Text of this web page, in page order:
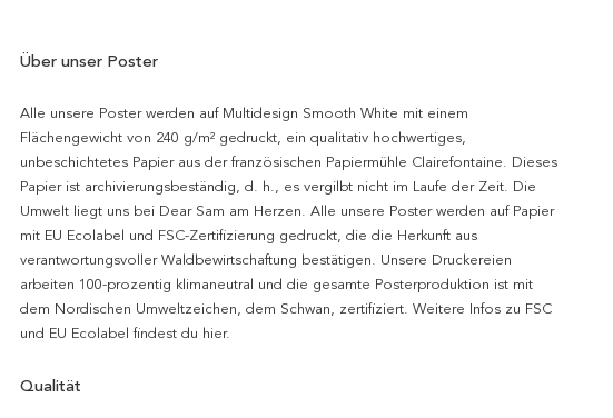
Über unser Poster
Alle unsere Poster werden auf Multidesign Smooth White mit einem
Flächengewicht von 240 g/m² gedruckt, ein qualitativ hochwertiges,
unbeschichtetes Papier aus der französischen Papiermühle Clairefontaine. Dieses
Papier ist archivierungsbeständig, d. h., es vergilbt nicht im Laufe der Zeit. Die
Umwelt liegt uns bei Dear Sam am Herzen. Alle unsere Poster werden auf Papier
mit EU Ecolabel und FSC-Zertifizierung gedruckt, die die Herkunft aus
verantwortungsvoller Waldbewirtschaftung bestätigen. Unsere Druckereien
arbeiten 100-prozentig klimaneutral und die gesamte Posterproduktion ist mit
dem Nordischen Umweltzeichen, dem Schwan, zertifiziert. Weitere Infos zu FSC
und EU Ecolabel findest du hier.
Qualität